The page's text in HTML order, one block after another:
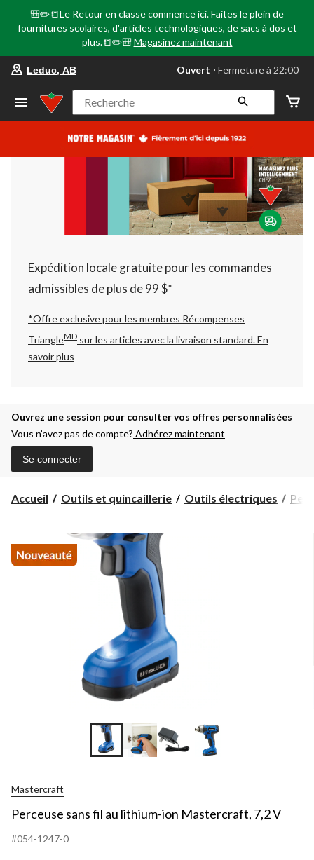
🎒✏️📒Le Retour en classe commence ici. Faites le plein de
fournitures scolaires, d'articles technologiques, de sacs à dos et
plus.📒✏️🎒 Magasinez maintenant
votre
préféré
Leduc,
AB,
courament
Fermeture
à
22:00
cliquer
pour
changer
Leduc, AB Ouvert ⋅ Fermeture à 22:00
Recherche
Expédition locale gratuite pour les commandes
admissibles de plus de 99 $*
*Offre exclusive pour les membres Récompenses
TriangleMD sur les articles avec la livraison standard.En
savoir plus
Ouvrez une session pour consulter vos offres personnalisées
Vous n’avez pas de compte? Adhérez maintenant
Se connecter
Accueil Outils et quincaillerie Outils électriques
Mastercraft
Perceuse sans fil au lithium-ion Mastercraft, 7,2 V
#054-1247-0